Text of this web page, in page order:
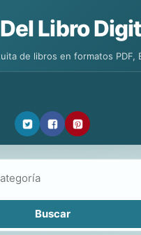
Libro
de libros en formatos PDF,